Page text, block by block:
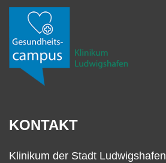
KONTAKT
Klinikum der Stadt Ludwigshafen